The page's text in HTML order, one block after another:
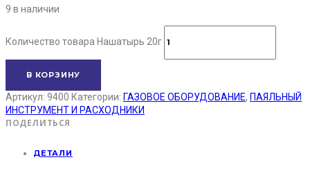
9 в наличии
Количество товара Нашатырь 20г
В КОРЗИНУ
Артикул: 9400 Категории: ГАЗОВОЕ ОБОРУДОВАНИЕ, ПАЯЛЬНЫЙ
ИНСТРУМЕНТ И РАСХОДНИКИ
ПОДЕЛИТЬСЯ
ДЕТАЛИ